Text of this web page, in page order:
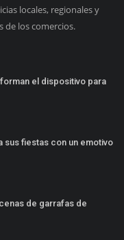
locales, regionales y
de los comercios.
el dispositivo para
sus fiestas con un emotivo
de garrafas de